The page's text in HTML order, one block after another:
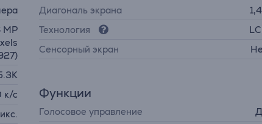
MP
к/с
Диагональ экрана
Технология
Cенсорный экран
Функции
Голосовое управление